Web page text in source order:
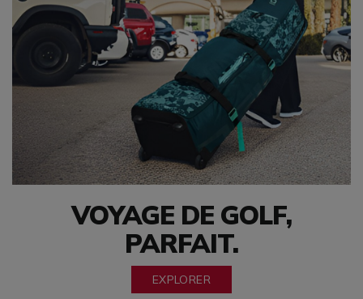
VOYAGE DE GOLF,
PARFAIT.
EXPLORER